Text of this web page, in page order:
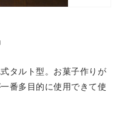
タルト型。お菓子作りが
番多目的に使用できて使